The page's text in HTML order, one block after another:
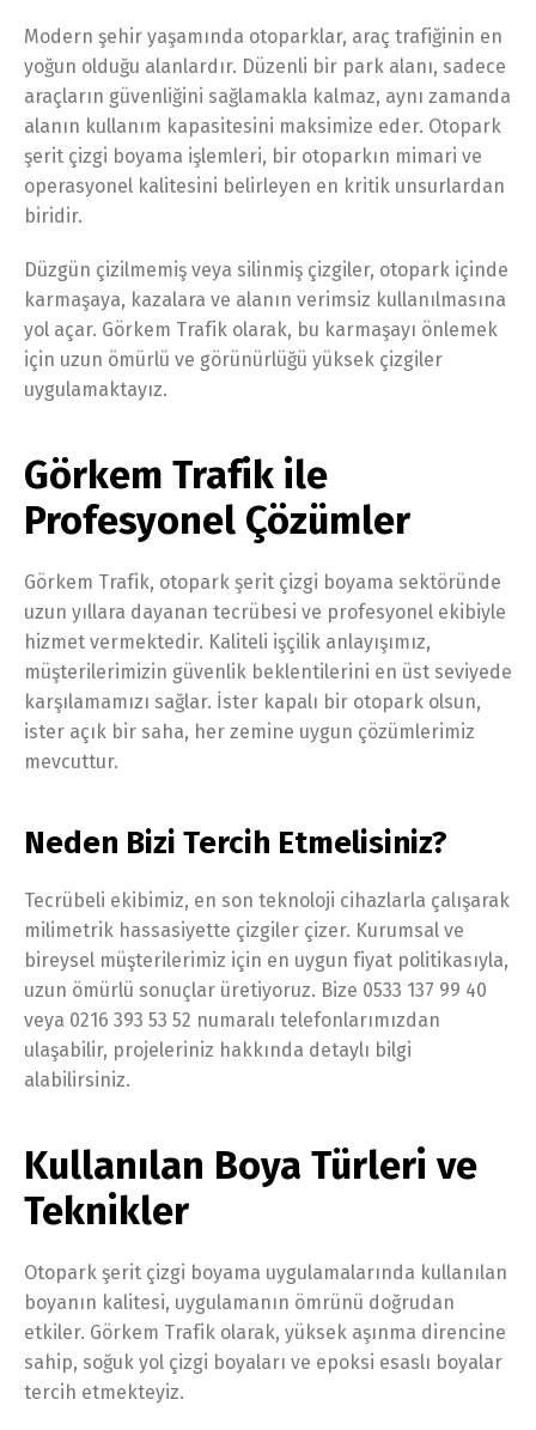
Modern şehir yaşamında otoparklar, araç trafiğinin en
yoğun olduğu alanlardır. Düzenli bir park alanı, sadece
araçların güvenliğini sağlamakla kalmaz, aynı zamanda
alanın kullanım kapasitesini maksimize eder. Otopark
şerit çizgi boyama işlemleri, bir otoparkın mimari ve
operasyonel kalitesini belirleyen en kritik unsurlardan
biridir.
Düzgün çizilmemiş veya silinmiş çizgiler, otopark içinde
karmaşaya, kazalara ve alanın verimsiz kullanılmasına
yol açar. Görkem Trafik olarak, bu karmaşayı önlemek
için uzun ömürlü ve görünürlüğü yüksek çizgiler
uygulamaktayız.
Görkem Trafik ile
Profesyonel Çözümler
Görkem Trafik, otopark şerit çizgi boyama sektöründe
uzun yıllara dayanan tecrübesi ve profesyonel ekibiyle
hizmet vermektedir. Kaliteli işçilik anlayışımız,
müşterilerimizin güvenlik beklentilerini en üst seviyede
karşılamamızı sağlar. İster kapalı bir otopark olsun,
ister açık bir saha, her zemine uygun çözümlerimiz
mevcuttur.
Neden Bizi Tercih Etmelisiniz?
Tecrübeli ekibimiz, en son teknoloji cihazlarla çalışarak
milimetrik hassasiyette çizgiler çizer. Kurumsal ve
bireysel müşterilerimiz için en uygun fiyat politikasıyla,
uzun ömürlü sonuçlar üretiyoruz. Bize 0533 137 99 40
veya 0216 393 53 52 numaralı telefonlarımızdan
ulaşabilir, projeleriniz hakkında detaylı bilgi
alabilirsiniz.
Kullanılan Boya Türleri ve
Teknikler
Otopark şerit çizgi boyama uygulamalarında kullanılan
boyanın kalitesi, uygulamanın ömrünü doğrudan
etkiler. Görkem Trafik olarak, yüksek aşınma direncine
sahip, soğuk yol çizgi boyaları ve epoksi esaslı boyalar
tercih etmekteyiz.